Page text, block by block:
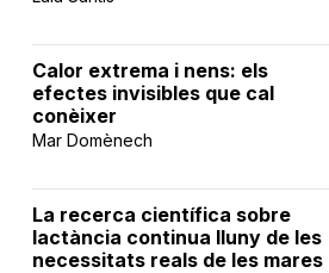
Calor extrema i nens: els
efectes invisibles que cal
conèixer
Mar Domènech
La recerca científica sobre
lactància continua lluny de les
necessitats reals de les mares